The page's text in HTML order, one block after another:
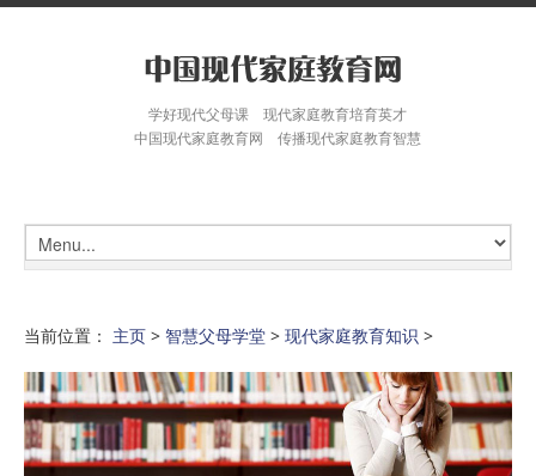
学好现代父母课 现代家庭教育培育英才
中国现代家庭教育网 传播现代家庭教育智慧
当前位置： 主页 > 智慧父母学堂 > 现代家庭教育知识 >